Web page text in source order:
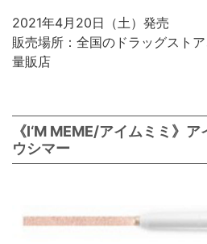
2021年4月20日（土）発売
販売場所：全国のドラッグストア
量販店
《I‘M MEME/アイムミミ》
ウシマー